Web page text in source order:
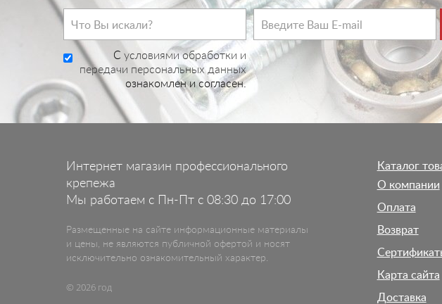
C условиями обработки и
передачи персональных данных
ознакомлен и согласен.
Интернет магазин профессионального
крепежа
Мы работаем с Пн-Пт с 08:30 до 17:00
Размещенные на сайте информационные материалы
и цены, не являются публичной офертой и носят
исключительно ознакомительный характер.
© 2026 год
Каталог
О компании
Оплата
Возврат
Карта сайта
Доставка